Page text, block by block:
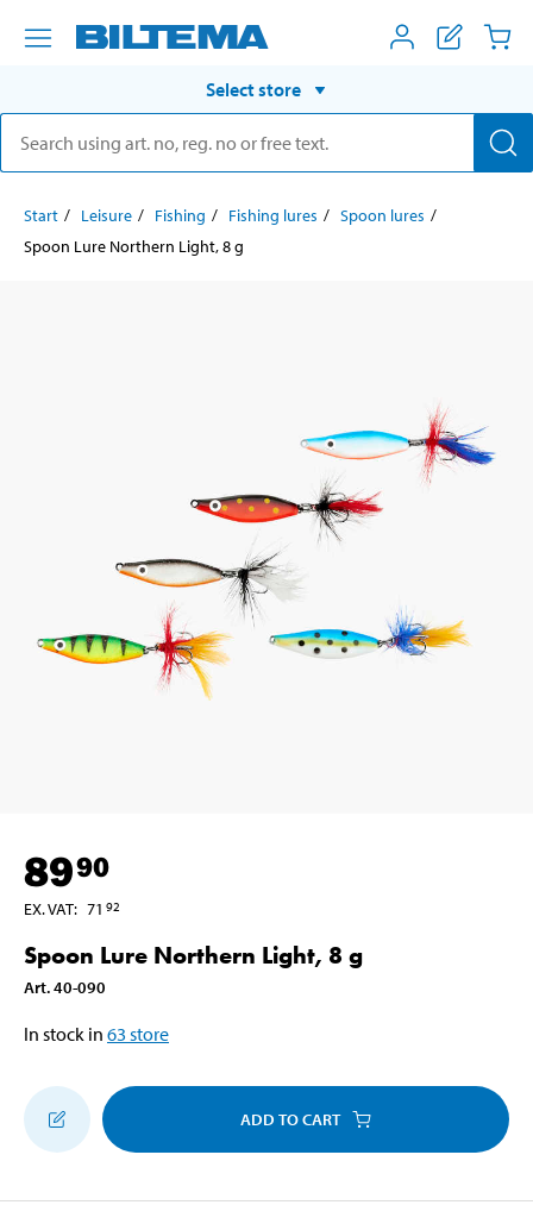
Select store
Start Leisure Fishing Fishing lures
Spoon lures
Spoon Lure Northern Light, 8 g
8990
EX. VAT: 71 92
Spoon Lure Northern Light, 8 g
Art.40-090
In stock in 63 store
ADD TO CART